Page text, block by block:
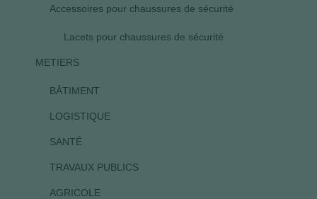
Accessoires pour chaussures de sécurité
Lacets pour chaussures de sécurité
METIERS
BÂTIMENT
LOGISTIQUE
SANTÉ
TRAVAUX PUBLICS
AGRICOLE